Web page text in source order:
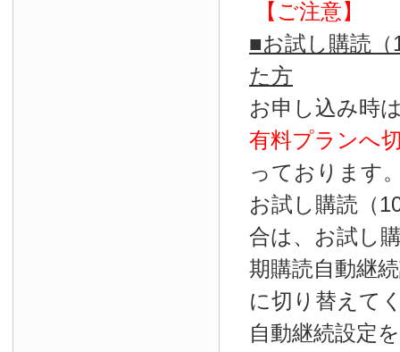
【ご注意】
■お試し購読
た方
お申し込み時
有料プランへ
っております
お試し購読（
合は、お試し
期購読自動継
に切り替えて
自動継続設定